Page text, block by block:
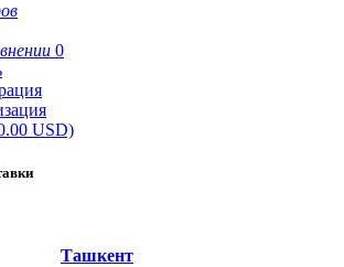
0
USD)
Ташкент